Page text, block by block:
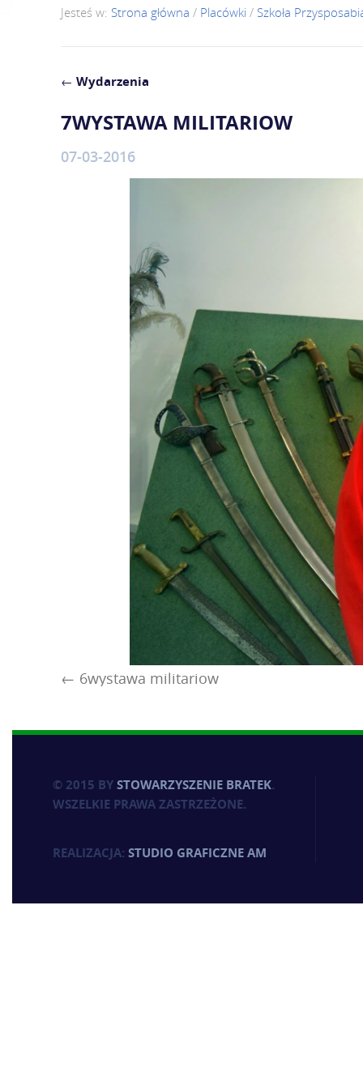
Jesteś w: Strona główna / Placówki / Szkoła
← Wydarzenia
7WYSTAWA MILITARIOW
07-03-2016
6wystawa militariow
© 2015 BYSTOWARZYSZENIE BRATEK.
WSZELKIE PRAWA ZASTRZEŻONE.
REALIZACJA: STUDIO GRAFICZNE AM